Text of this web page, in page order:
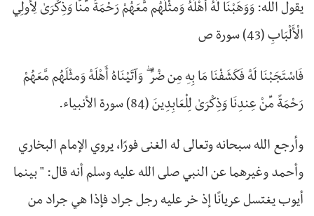
يقول الله: وَوَهَبْنَا لَهُ أَهْلَهُ وَمِثْلَهُم مَّعَهُمْ رَحْمَةً مِّنَّا وَذِكْرَىٰ لِأُولِي
الْأَلْبَابِ (43) سورة ص
فَاسْتَجَبْنَا لَهُ فَكَشَفْنَا مَا بِهِ مِن ضُرٍّ ۖ وَآتَيْنَاهُ أَهْلَهُ وَمِثْلَهُم مَّعَهُمْ
رَحْمَةً مِّنْ عِندِنَا وَذِكْرَىٰ لِلْعَابِدِينَ (84) سورة الأنبياء.
وأرجع الله سبحانه وتعالى له الغنى فورًا، يروي الإمام البخاري
وأحمد وغيرهما عن النبي صلى الله عليه وسلم أنه قال: " بينما
أيوب يغتسل عريانًا إذ خر عليه رجل جراد فإذا هي جراد من